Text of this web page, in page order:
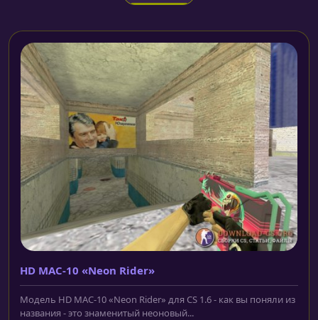
HD MAC-10 «Neon Rider»
Модель HD MAC-10 «Neon Rider» для CS 1.6 - как вы поняли из
названия - это знаменитый неоновый...